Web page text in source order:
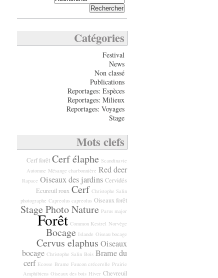
Catégories
Festival
News
Non classé
Publications
Reportages: Espèces
Reportages: Milieux
Reportages: Voyages
Stage
Mots clefs
Cerf forêt Cerf élaphe Scandinavie
Automne Mésange charbonnière Red deer
Rapace Oiseaux des jardins Cervidés
Ecureuil roux Cerf Christophe Salin
photographe Capreolus capreolus Oiseaux forêt
Stage Photo Nature Parus major
Forêt Common Kestrel Norvège
Bocage Islande Oiseau bocage
Cervus elaphus Oiseaux
bocage Christophe Salin Bois Brame du
cerf Ecosse Brame Faucon crécerelle Prairie
Amphibiens Oiseaux des bois Hiver Chevreuil